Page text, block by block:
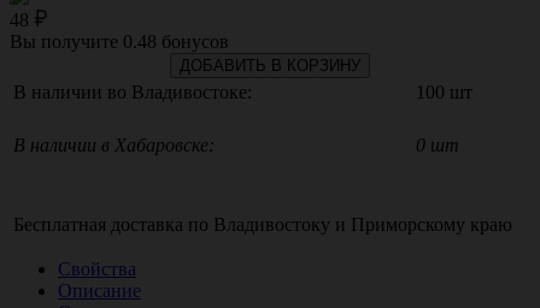
48
Вы получите 0.48 бонусов
ДОБАВИТЬ В КОРЗИНУ
В наличии во Владивостоке: 100 шт
В наличии в Хабаровске: 0 шт
Бесплатная доставка по Владивостоку и Приморскому краю
Свойства
Описание